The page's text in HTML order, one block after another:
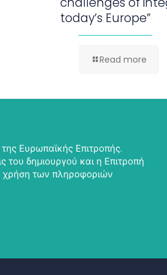
today’s Europe”
Read more
Ευρωπαϊκής Επιτροπής.
του δημιουργού και η Επιτροπή
χρήση των πληροφοριών